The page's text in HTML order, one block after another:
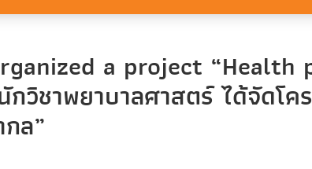
a project “Health
วิชาพยาบาลศาสตร์ ได้จัดโค
ล”